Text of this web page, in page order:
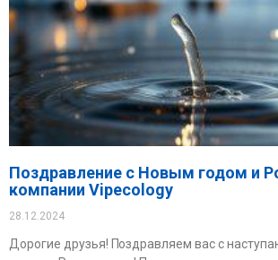
Поздравление с Новым годом и
компании Vipecology
28.12.2024
Дорогие друзья! Поздравляем вас с